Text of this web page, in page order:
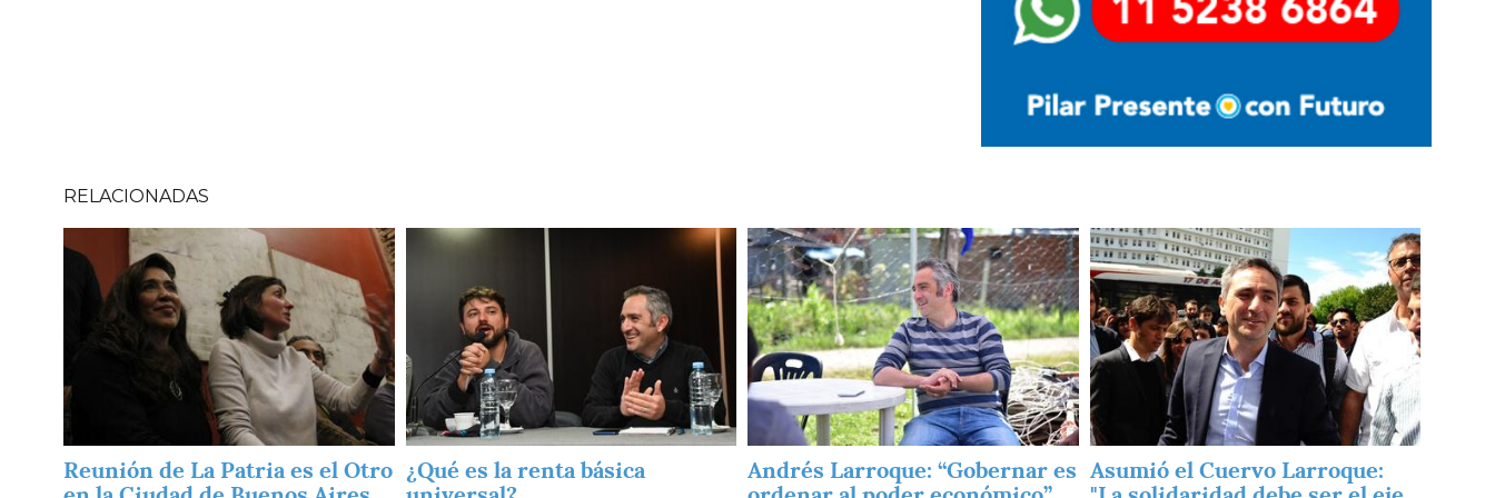
RELACIONADAS
Reunión de La Patria es el Otro
Imagen
¿Qué es la renta básica
Imagen
Andrés Larroque: “Gobernar es
Imagen
Asumió el Cuervo Larroque: